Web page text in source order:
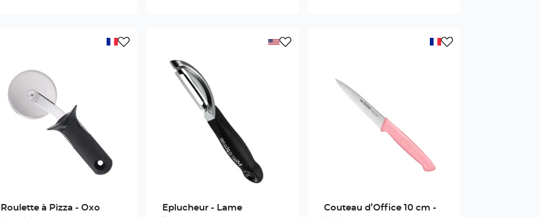
Roulette à Pizza - Oxo
Eplucheur - Lame
Couteau d’Office 10 cm -